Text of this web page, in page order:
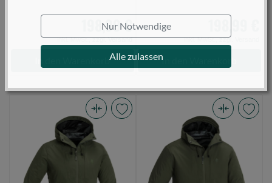
Nur Notwendige
Alle zulassen
198,99 €
inkl. MwSt.,zzgl. Versand
In den Warenkorb
inkl. MwSt.,zzgl. Versand
In den Warenkorb
Abisko/Telluz
Women
Jacket
Abisko/Telluz
Jacket
Mossgreen